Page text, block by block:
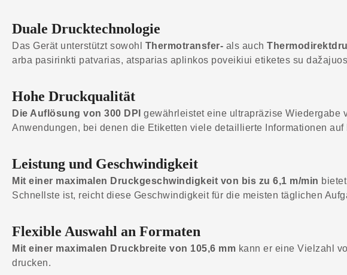
Duale Drucktechnologie
Das Gerät unterstützt sowohl Thermotransfer- als auch
arba pasirinkti patvarias, atsparias aplinkos poveikiui etiketes su
Hohe Druckqualität
Die Auflösung von 300 DPI gewährleistet eine ultrapräzise Wiedergabe
Anwendungen, bei denen die Etiketten viele detaillierte Informationen
Leistung und Geschwindigkeit
Mit einer maximalen Druckgeschwindigkeit von bis zu 6,1 m/min
Schnellste ist, reicht diese Geschwindigkeit für die meisten täglichen
Flexible Auswahl an Formaten
Mit einer maximalen Druckbreite von 105,6 mm kann er eine Vielzahl
drucken.